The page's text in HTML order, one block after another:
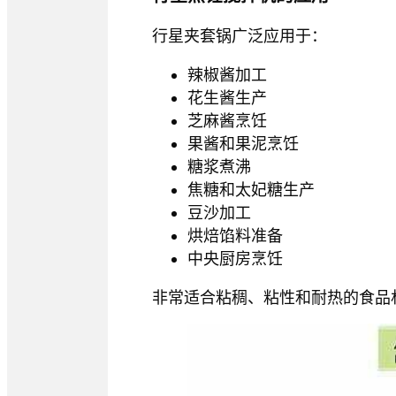
行星夹套锅广泛应用于：
辣椒酱加工
花生酱生产
芝麻酱烹饪
果酱和果泥烹饪
糖浆煮沸
焦糖和太妃糖生产
豆沙加工
烘焙馅料准备
中央厨房烹饪
非常适合粘稠、粘性和耐热的食品